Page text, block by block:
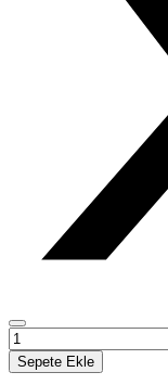
KIRGIZ
ÇOCUK
EDEBİYATI
Sepete Ekle